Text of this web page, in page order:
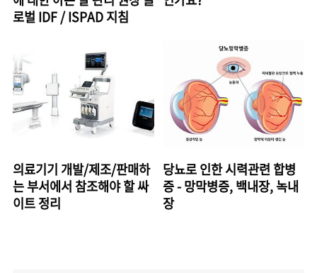
로벌 IDF / ISPAD 지침
의료기기 개발/제조/판매하
는 부서에서 참조해야 할 싸
이트 정리
당뇨로 인한 시력관련 합병
증 - 망막병증, 백내장, 녹내
장